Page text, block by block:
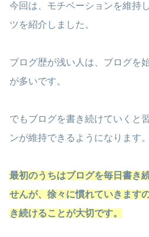
今回は、モチベーションを維持
ツを紹介しました。
ブログ歴が浅い人は、ブログを
が多いです。
でもブログを書き続けていくと
ンが維持できるようになります。
最初のうちはブログを毎日書き
せんが、徐々に慣れていきます
き続けることが大切です。